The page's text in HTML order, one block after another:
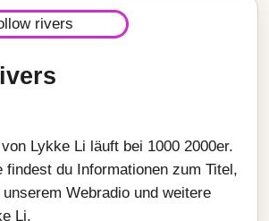
Lykke Li läuft bei 1000 2000er.
findest du Informationen zum Titel,
Webradio und weitere
Li.